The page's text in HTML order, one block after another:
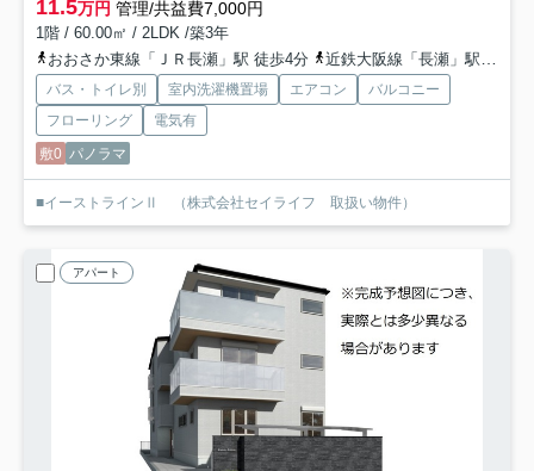
11.5万円 管理/共益費7,000円
1階 / 60.00㎡ / 2LDK /築3年
おおさか東線「ＪＲ長瀬」駅 徒歩4分
近鉄大阪線「長瀬」駅 徒歩14分
バス・トイレ別 室内洗濯機置場 エアコン
バルコニー
フローリング
電気有
敷0 パノラマ
■イーストラインⅡ （株式会社セイライフ 取扱い物件）
アパート